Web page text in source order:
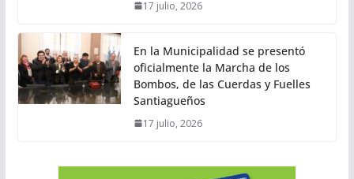
17 julio, 2026
En la Municipalidad se presentó
oficialmente la Marcha de los
Bombos, de las Cuerdas y Fuelles
Santiagueños
17 julio, 2026